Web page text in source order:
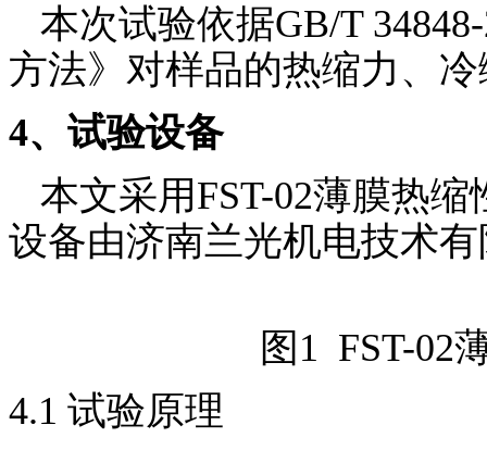
本次试验依据GB/T
方法》对样品的热缩力、
4、试验设备
本文采用FST-02薄膜热缩
设备由济南兰光机电技术
图 1 FST-02
4.1 试验原理